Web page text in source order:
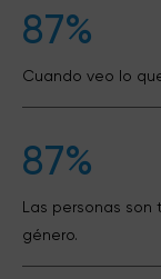
87%
Cuando veo lo
87%
Las personas
género.